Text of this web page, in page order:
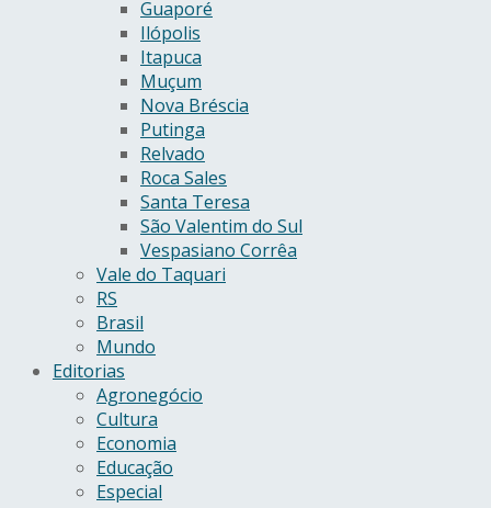
Guaporé
Ilópolis
Itapuca
Muçum
Nova Bréscia
Putinga
Relvado
Roca Sales
Santa Teresa
São Valentim do Sul
Vespasiano Corrêa
Vale do Taquari
RS
Brasil
Mundo
Editorias
Agronegócio
Cultura
Economia
Educação
Especial